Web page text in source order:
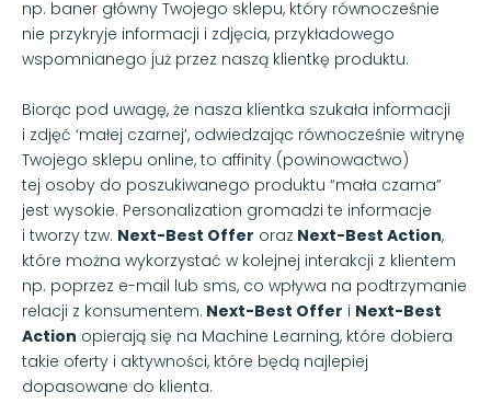
np. baner główny Twojego sklepu, który równocześnie
nie przykryje informacji i zdjęcia, przykładowego
wspomnianego już przez naszą klientkę produktu.
Biorąc pod uwagę, że nasza klientka szukała informacji
i zdjęć ‘małej czarnej’, odwiedzając równocześnie witrynę
Twojego sklepu online, to affinity (powinowactwo)
tej osoby do poszukiwanego produktu “mała czarna”
jest wysokie. Personalization gromadzi te informacje
i tworzy tzw. Next-Best Offer oraz Next-Best Action,
które można wykorzystać w kolejnej interakcji z klientem
np. poprzez e-mail lub sms, co wpływa na podtrzymanie
relacji z konsumentem. Next-Best Offer i Next-Best
Action opierają się na Machine Learning, które dobiera
takie oferty i aktywności, które będą najlepiej
dopasowane do klienta.